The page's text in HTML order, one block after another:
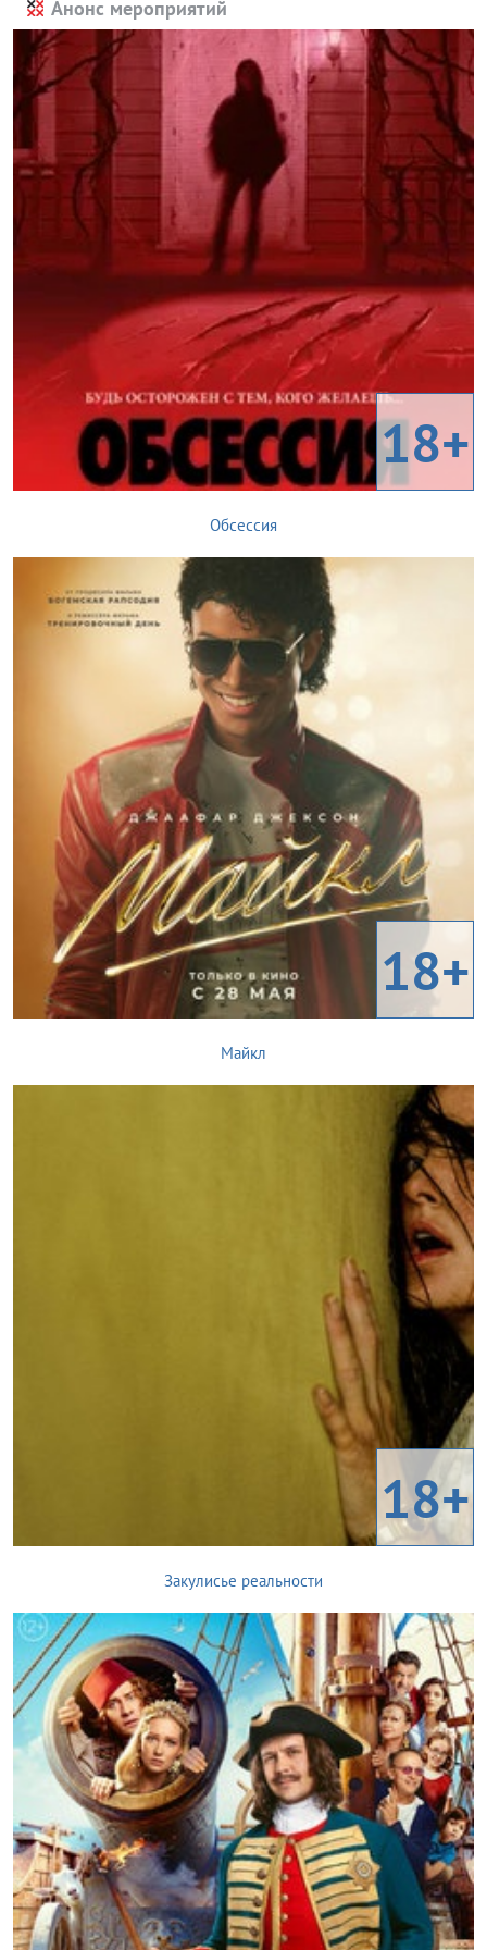
Анонс мероприятий
18+
Обсессия
18+
Майкл
18+
Закулисье реальности